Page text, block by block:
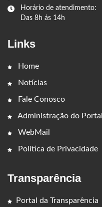
Horário de atendimento:
Das 8h ás 14h
Links
Home
Notícias
Fale Conosco
Administração do Portal
WebMail
Política de Privacidade
Transparência
Portal da Transparência